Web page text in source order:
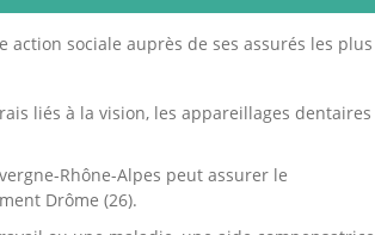
action sociale auprès de ses assurés les plus
liés à la vision, les appareillages dentaires
Rhône-Alpes peut assurer le
Drôme (26).